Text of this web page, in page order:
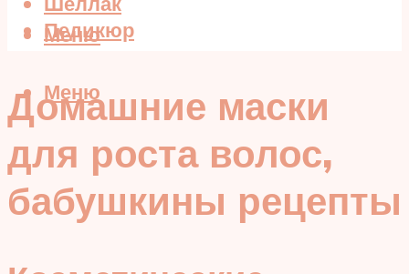
Педикюр
Меню
Меню
Домашние маски
для роста волос,
бабушкины рецепты